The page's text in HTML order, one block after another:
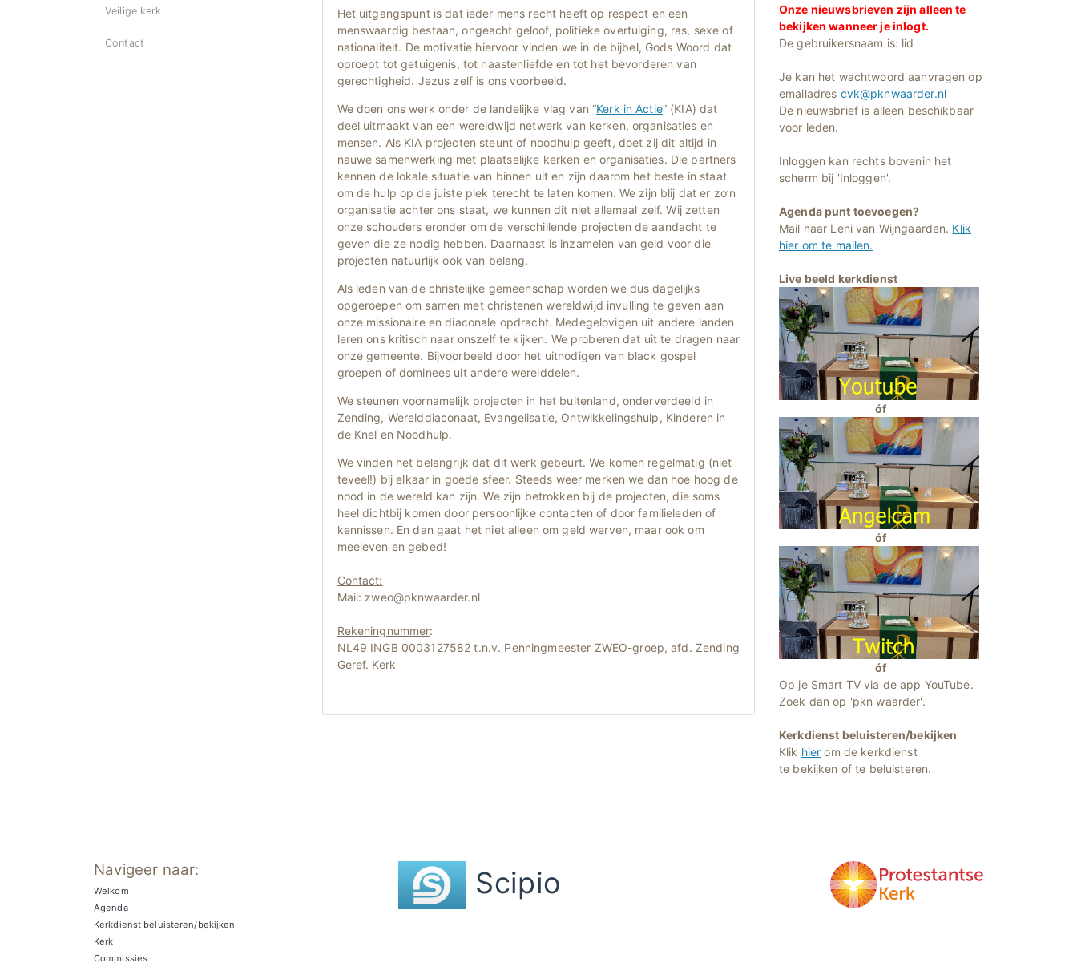
Veilige kerk
Contact
Het uitgangspunt is dat ieder mens recht heeft op respect en een
menswaardig bestaan, ongeacht geloof, politieke overtuiging, ras, sexe of
nationaliteit. De motivatie hiervoor vinden we in de bijbel, Gods Woord dat
oproept tot getuigenis, tot naastenliefde en tot het bevorderen van
gerechtigheid. Jezus zelf is ons voorbeeld.
We doen ons werk onder de landelijke vlag van “Kerk in Actie” (KIA) dat
deel uitmaakt van een wereldwijd netwerk van kerken, organisaties en
mensen. Als KIA projecten steunt of noodhulp geeft, doet zij dit altijd in
nauwe samenwerking met plaatselijke kerken en organisaties. Die partners
kennen de lokale situatie van binnen uit en zijn daarom het beste in staat
om de hulp op de juiste plek terecht te laten komen. We zijn blij dat er zo’n
organisatie achter ons staat, we kunnen dit niet allemaal zelf. Wij zetten
onze schouders eronder om de verschillende projecten de aandacht te
geven die ze nodig hebben. Daarnaast is inzamelen van geld voor die
projecten natuurlijk ook van belang.
Als leden van de christelijke gemeenschap worden we dus dagelijks
opgeroepen om samen met christenen wereldwijd invulling te geven aan
onze missionaire en diaconale opdracht. Medegelovigen uit andere landen
leren ons kritisch naar onszelf te kijken. We proberen dat uit te dragen naar
onze gemeente. Bijvoorbeeld door het uitnodigen van black gospel
groepen of dominees uit andere werelddelen.
We steunen voornamelijk projecten in het buitenland, onderverdeeld in
Zending, Werelddiaconaat, Evangelisatie, Ontwikkelingshulp, Kinderen in
de Knel en Noodhulp.
We vinden het belangrijk dat dit werk gebeurt. We komen regelmatig (niet
teveel!) bij elkaar in goede sfeer. Steeds weer merken we dan hoe hoog de
nood in de wereld kan zijn. We zijn betrokken bij de projecten, die soms
heel dichtbij komen door persoonlijke contacten of door familieleden of
kennissen. En dan gaat het niet alleen om geld werven, maar ook om
meeleven en gebed!
Contact:
Mail: zweo@pknwaarder.nl
Rekeningnummer:
NL49 INGB 0003127582 t.n.v. Penningmeester ZWEO-groep, afd. Zending
Geref. Kerk
Onze nieuwsbrieven zijn alleen te
bekijken wanneer je inlogt.
De gebruikersnaam is: lid
Je kan het wachtwoord aanvragen op
emailadres cvk@pknwaarder.nl
De nieuwsbrief is alleen beschikbaar
voor leden.
Inloggen kan rechts bovenin het
scherm bij 'Inloggen'.
Agenda punt toevoegen?
Mail naar Leni van Wijngaarden. Klik
hier om te mailen.
Live beeld kerkdienst
óf
óf
óf
Op je Smart TV via de app YouTube.
Zoek dan op 'pkn waarder'.
Kerkdienst beluisteren/bekijken
Klik hier om de kerkdienst
te bekijken of te beluisteren.
Navigeer naar:
Welkom
Agenda
Kerkdienst beluisteren/bekijken
Kerk
Commissies
Scipio